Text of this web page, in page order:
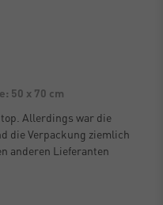
50 x 70 cm
Allerdings war die
die Verpackung ziemlich
anderen Lieferanten